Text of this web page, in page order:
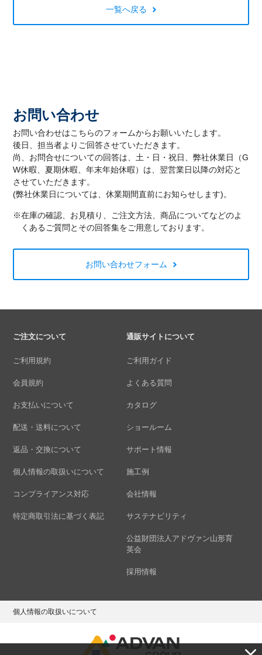
一覧へ戻る
お問い合わせ
お問い合わせはこちらのフォームからお願いいたします。
後日、担当者よりご回答させていただきます。
尚、お問合せについての回答は、土・日・祝日、弊社休業日（G
W休暇、夏期休暇、年末年始休暇）は、翌営業日以降の対応と
させていただきます。
(弊社休業日については、休業期間直前にお知らせします)。
※在庫の確認、お見積り、ご注文方法、商品についてなどのよ
くあるご質問とその回答集をご用意しております。
お問い合わせフォーム
ご注文について
ご利用規約
会員規約
お支払いについて
配送・送料について
返品・交換について
個人情報の取扱いについて
コンプライアンス対応
特定商取引法に基づく表記
通販サイトについて
ご利用ガイド
よくある質問
カタログ
ショールーム
サポート情報
施工例
会社情報
サステナビリティ
公益財団法人アドヴァン山形育
英会
採用情報
個人情報の取扱いについて